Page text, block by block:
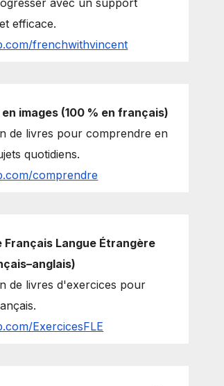
avec un support
efficace.
frenchwithvincent
images (100 % en français)
de livres pour comprendre en
quotidiens.
comprendre
Français Langue Étrangère
de livres d'exercices pour
ExercicesFLE